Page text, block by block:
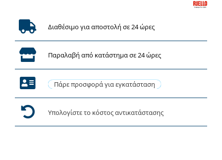
Διαθέσιμο για αποστολή σε 24 ώρες
Παραλαβή από κατάστημα σε 24 ώρες
Πάρε προσφορά για εγκατάσταση
Υπολογίστε το κόστος αντικατάστασης